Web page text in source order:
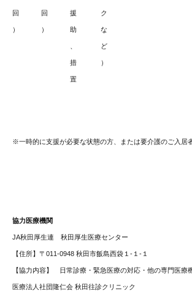
回
）
回
）
援
助
措
置
ク
な
ど
）
※一時的に支援が必要な状態の方、または要介護のご入居
協力医療機関
JA秋田厚生連 秋田厚生医療センター
【住所】〒011-0948 秋田市飯島西袋１-１-１
【協力内容】 日常診療・緊急医療の対応・他の専門医療
医療法人社団隆仁会 秋田往診クリニック